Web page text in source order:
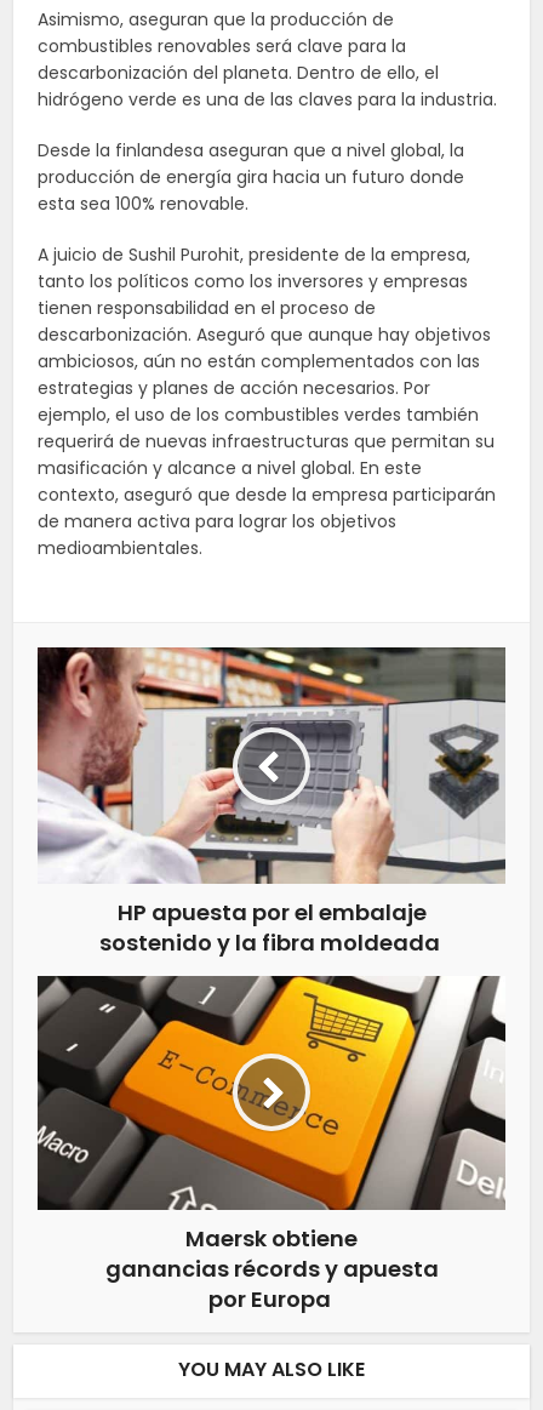
Asimismo, aseguran que la producción de
combustibles renovables será clave para la
descarbonización del planeta. Dentro de ello, el
hidrógeno verde es una de las claves para la industria.
Desde la finlandesa aseguran que a nivel global, la
producción de energía gira hacia un futuro donde
esta sea 100% renovable.
A juicio de Sushil Purohit, presidente de la empresa,
tanto los políticos como los inversores y empresas
tienen responsabilidad en el proceso de
descarbonización. Aseguró que aunque hay objetivos
ambiciosos, aún no están complementados con las
estrategias y planes de acción necesarios. Por
ejemplo, el uso de los combustibles verdes también
requerirá de nuevas infraestructuras que permitan su
masificación y alcance a nivel global. En este
contexto, aseguró que desde la empresa participarán
de manera activa para lograr los objetivos
medioambientales.
HP apuesta por el embalaje
sostenido y la fibra moldeada
Maersk obtiene
ganancias récords y apuesta
por Europa
YOU MAY ALSO LIKE